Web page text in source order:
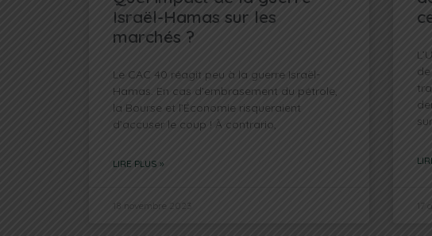
Israël-Hamas sur les
marchés ?
Le CAC 40 réagit peu à la guerre Israël-
Hamas. En cas d’embrasement du pétrole,
la Bourse et l’Économie risqueraient
d’accuser le coup ! À contrario,
LIRE PLUS »
18 novembre 2023 17